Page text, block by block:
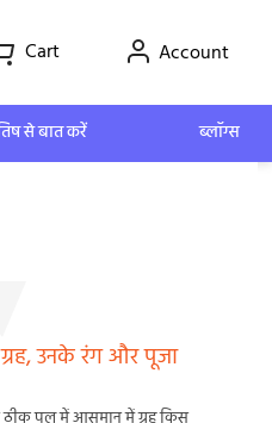
Cart Account
से बात करें ब्लॉग्स
उनके रंग और पूजा